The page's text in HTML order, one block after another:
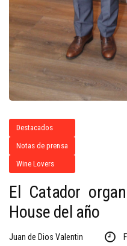
Destacados
Notas de prensa
Wine Lovers
El Catador
House del año
Juan de Dios Valentin